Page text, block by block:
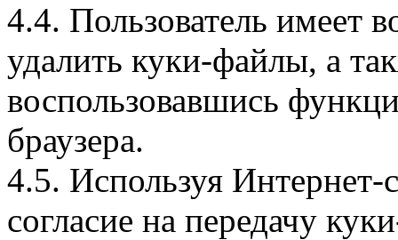
4.4. Пользователь имеет
удалить куки-файлы, а
воспользовавшись
браузера.
4.5. Используя Интернет-
согласие на передачу